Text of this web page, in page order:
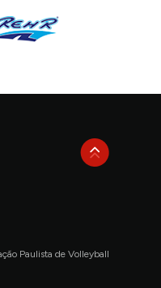
Paulista de Volleyball